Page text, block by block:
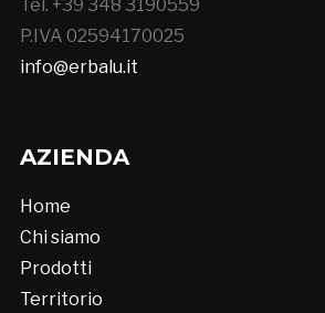
Tel. +39 348 3190559
P.IVA 02594170025
info@erbalu.it
AZIENDA
Home
Chi siamo
Prodotti
Territorio